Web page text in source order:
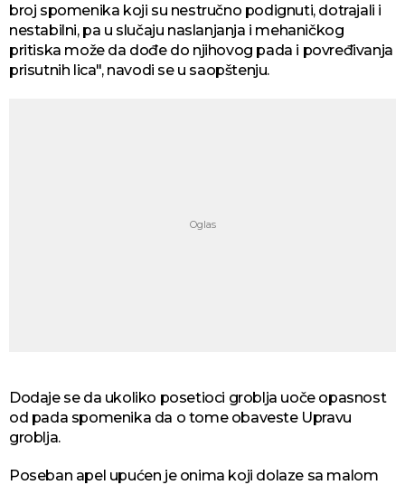
broj spomenika koji su nestručno podignuti, dotrajali i
nestabilni, pa u slučaju naslanjanja i mehaničkog
pritiska može da dođe do njihovog pada i povređivanja
prisutnih lica", navodi se u saopštenju.
Dodaje se da ukoliko posetioci groblja uoče opasnost
od pada spomenika da o tome obaveste Upravu
groblja.
Poseban apel upućen je onima koji dolaze sa malom